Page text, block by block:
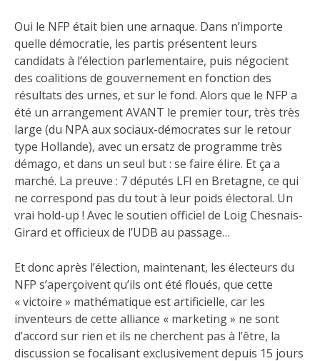
Oui le NFP était bien une arnaque. Dans n’importe
quelle démocratie, les partis présentent leurs
candidats à l’élection parlementaire, puis négocient
des coalitions de gouvernement en fonction des
résultats des urnes, et sur le fond. Alors que le NFP a
été un arrangement AVANT le premier tour, très très
large (du NPA aux sociaux-démocrates sur le retour
type Hollande), avec un ersatz de programme très
démago, et dans un seul but : se faire élire. Et ça a
marché. La preuve : 7 députés LFI en Bretagne, ce qui
ne correspond pas du tout à leur poids électoral. Un
vrai hold-up ! Avec le soutien officiel de Loig Chesnais-
Girard et officieux de l’UDB au passage…
Et donc après l’élection, maintenant, les électeurs du
NFP s’aperçoivent qu’ils ont été floués, que cette
« victoire » mathématique est artificielle, car les
inventeurs de cette alliance « marketing » ne sont
d’accord sur rien et ils ne cherchent pas à l’être, la
discussion se focalisant exclusivement depuis 15 jours